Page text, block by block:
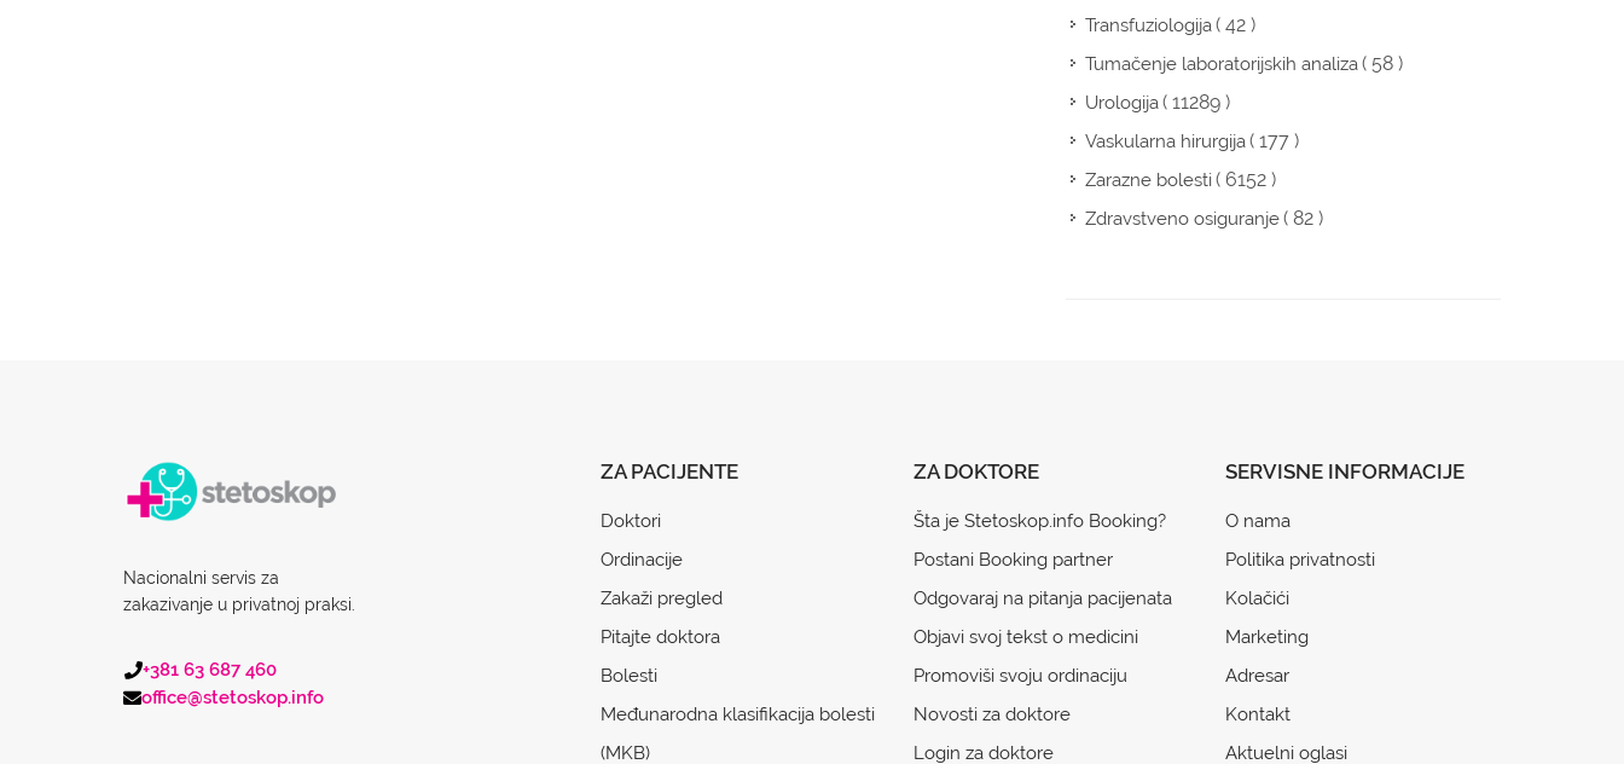
Transfuziologija( 42 )
Tumačenje laboratorijskih analiza( 58 )
Urologija( 11289 )
Vaskularna hirurgija( 177 )
Zarazne bolesti( 6152 )
Zdravstveno osiguranje( 82 )
Nacionalni servis za
zakazivanje u privatnoj praksi.
+381 63 687 460
office@stetoskop.info
ZA PACIJENTE
Doktori
Ordinacije
Zakaži pregled
Pitajte doktora
Bolesti
Međunarodna klasifikacija bolesti
(MKB)
ZA DOKTORE
Šta je Stetoskop.info Booking?
Postani Booking partner
Odgovaraj na pitanja pacijenata
Objavi svoj tekst o medicini
Promoviši svoju ordinaciju
Novosti za doktore
Login za doktore
SERVISNE INFORMACIJE
O nama
Politika privatnosti
Kolačići
Marketing
Adresar
Kontakt
Aktuelni oglasi